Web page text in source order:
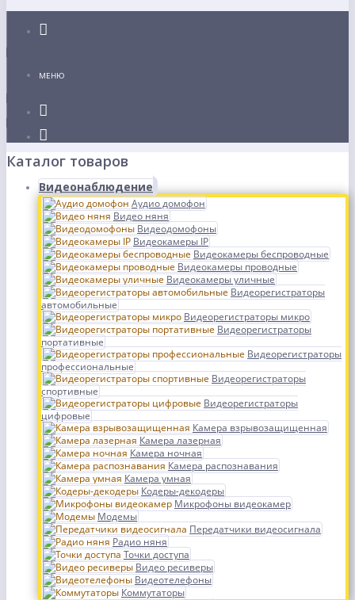
МЕНЮ
Каталог товаров
Видеонаблюдение
Аудио домофон
Видео няня
Видеодомофоны
Видеокамеры IP
Видеокамеры беспроводные
Видеокамеры проводные
Видеокамеры уличные
Видеорегистраторы
автомобильные
Видеорегистраторы микро
Видеорегистраторы
портативные
Видеорегистраторы
профессиональные
Видеорегистраторы
спортивные
Видеорегистраторы
цифровые
Камера взрывозащищенная
Камера лазерная
Камера ночная
Камера распознавания
Камера умная
Кодеры-декодеры
Микрофоны видеокамер
Модемы
Передатчики видеосигнала
Радио няня
Точки доступа
Видео ресиверы
Видеотелефоны
Коммутаторы